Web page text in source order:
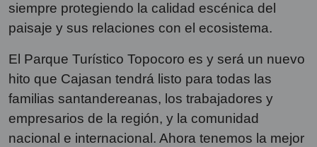
siempre protegiendo la calidad escénica del
paisaje y sus relaciones con el ecosistema.
El Parque Turístico Topocoro es y será un nuevo
hito que Cajasan tendrá listo para todas las
familias santandereanas, los trabajadores y
empresarios de la región, y la comunidad
nacional e internacional. Ahora tenemos la mejor